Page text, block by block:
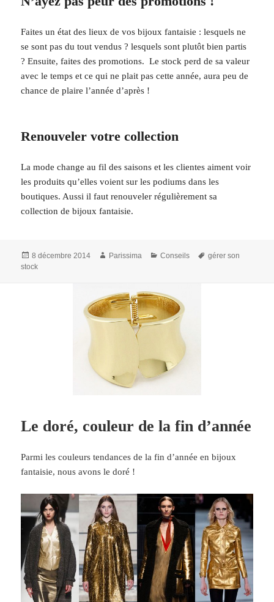
Faites un état des lieux de vos bijoux fantaisie : lesquels ne
se sont pas du tout vendus ? lesquels sont plutôt bien partis
? Ensuite, faites des promotions. Le stock perd de sa valeur
avec le temps et ce qui ne plait pas cette année, aura peu de
chance de plaire l’année d’après !
Renouveler votre collection
La mode change au fil des saisons et les clientes aiment voir
les produits qu’elles voient sur les podiums dans les
boutiques. Aussi il faut renouveler régulièrement sa
collection de bijoux fantaisie.
Publié
le
8 décembre 2014 Auteur
Parissima Catégories
Conseils
Mots-
gérer son
stock
Le doré, couleur de la fin d’année
Parmi les couleurs tendances de la fin d’année en bijoux
fantaisie, nous avons le doré !